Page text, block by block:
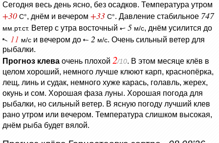
Сегодня весь день ясно, без осадков. Температура утром
+30 C°, днём и вечером +33 C°. Давление стабильное 747
мм.рт.ст. Ветер с утра восточный 5 м/с, днём усилится до
11 м/с и вечером до 2 м/с. Очень сильный ветер для
рыбалки.
Прогноз клева очень плохой 2/10. В этом месяце клёв в
целом хороший, немного лучше клюют карп, краснопёрка,
лещ, линь и судак, немного хуже карась, голавль, жерех,
окунь и сом. Хорошая фаза луны. Хорошая погода для
рыбалки, но сильный ветер. В ясную погоду лучший клев
рано утром или вечером. Температура слишком высокая,
днём рыба будет вялой.